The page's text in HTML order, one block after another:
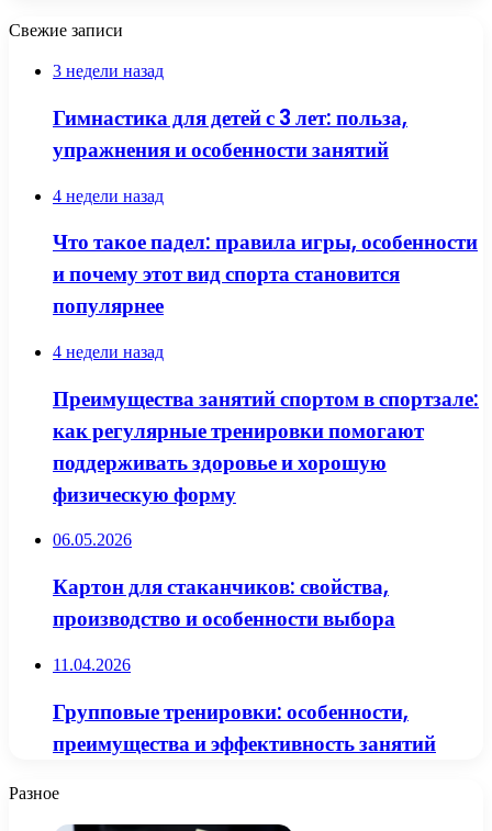
Свежие записи
3 недели назад
Гимнастика для детей с 3 лет: польза,
упражнения и особенности занятий
4 недели назад
Что такое падел: правила игры, особенности
и почему этот вид спорта становится
популярнее
4 недели назад
Преимущества занятий спортом в спортзале:
как регулярные тренировки помогают
поддерживать здоровье и хорошую
физическую форму
06.05.2026
Картон для стаканчиков: свойства,
производство и особенности выбора
11.04.2026
Групповые тренировки: особенности,
преимущества и эффективность занятий
Разное